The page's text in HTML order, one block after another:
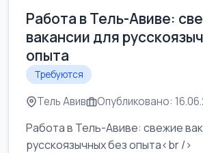
Работа в Тель-Авиве:
вакансии для
опыта
Требуются
Тель Авив Опубликовано:
Работа в Тель-Авиве: свежие
русскоязычных без опыта<br />